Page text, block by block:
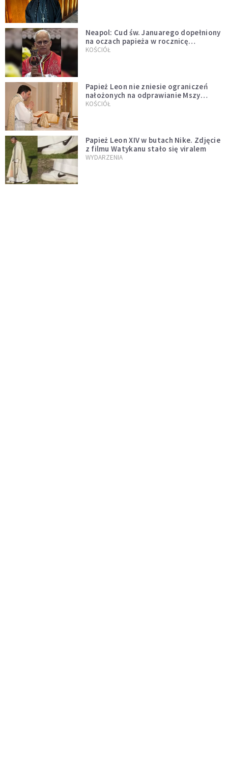
Neapol: Cud św. Januarego dopełniony
na oczach papieża w rocznicę
pontyfikatu!
KOŚCIÓŁ
Papież Leon nie zniesie ograniczeń
nałożonych na odprawianie Mszy
trydenckiej. „Traditionis custodes”
KOŚCIÓŁ
Papież Leon XIV w butach Nike. Zdjęcie
z filmu Watykanu stało się viralem
WYDARZENIA